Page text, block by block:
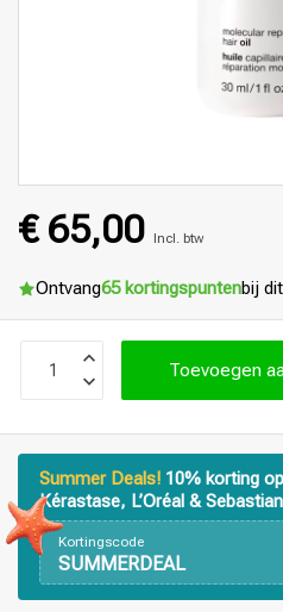
€ 65,00 Incl. btw
Ontvang65 kortingspuntenbij
Toevoegen
Summer Deals! 10% korting
Kérastase, L’Oréal & Sebastian
Kortingscode
SUMMERDEAL